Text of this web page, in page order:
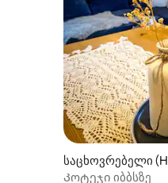
საცხოვრებელი
Კოტეჯი იბბსზე